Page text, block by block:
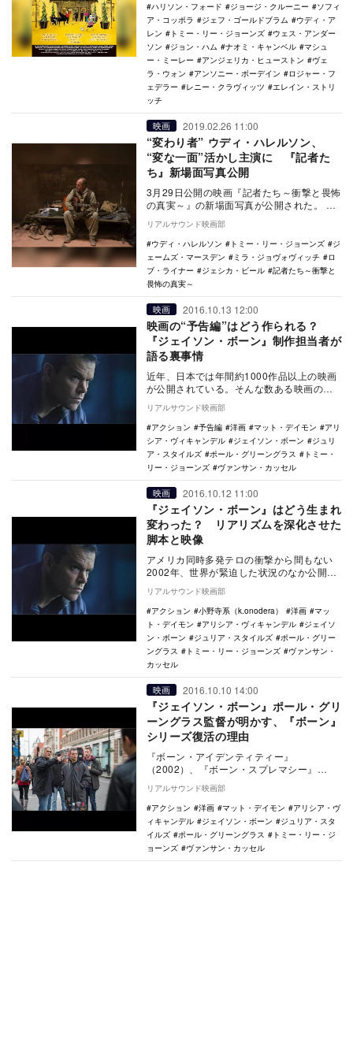
ハリソン・フォード
ジョージ・クルーニー
ソフィ
ア・コッポラ
ジェフ・ゴールドブラム
ウディ・ア
レン
トミー・リー・ジョーンズ
ウェス・アンダー
ソン
ジョン・ハム ナオミ・キャンベル
マシュ
ー・ミーレー
アンジェリカ・ヒューストン
ヴェ
ラ・ウォン
アンソニー・ボーデイン
ロジャー・フ
ェデラー
レニー・クラヴィッツ
エレイン・ストリ
ッチ
映画 2019.02.26 11:00
“変わり者” ウディ・ハレルソン、
“変な一面”活かし主演に 『記者た
ち』新場面写真公開
3月29日公開の映画『記者たち～衝撃と畏怖
の真実～』の新場面写真が公開された。
『スタンド・バイ・ミー』『最高の人生の
見つけ…
リアルサウンド映画部
ウディ・ハレルソン
トミー・リー・ジョーンズ
ジ
ェームズ・マースデン
ミラ・ジョヴォヴィッチ
ロ
ブ・ライナー
ジェシカ・ビール
記者たち～衝撃と
畏怖の真実～
映画 2016.10.13 12:00
映画の“予告編”はどう作られる？
『ジェイソン・ボーン』制作担当者が
語る裏事情
近年、日本では年間約1000作品以上の映画
が公開されている。そんな数ある映画の中
から、どの作品を劇場で観るかを決める、
大きな判断…
リアルサウンド映画部
アクション
予告編 洋画 マット・デイモン
アリ
シア・ヴィキャンデル
ジェイソン・ボーン
ジュリ
ア・スタイルズ
ポール・グリーングラス
トミー・
リー・ジョーンズ
ヴァンサン・カッセル
映画 2016.10.12 11:00
『ジェイソン・ボーン』はどう生まれ
変わった？ リアリズムを深化させた
脚本と映像
アメリカ同時多発テロの衝撃から間もない
2002年、世界が緊迫した状況のなか公開さ
れたスパイ映画『ボーン・アイデンティテ
ィー』から…
リアルサウンド映画部
アクション
小野寺系（k.onodera） 洋画
マッ
ト・デイモン
アリシア・ヴィキャンデル
ジェイソ
ン・ボーン
ジュリア・スタイルズ
ポール・グリー
ングラス
トミー・リー・ジョーンズ
ヴァンサン・
カッセル
映画 2016.10.10 14:00
『ジェイソン・ボーン』ポール・グリ
ーングラス監督が明かす、『ボーン』
シリーズ復活の理由
『ボーン・アイデンティティー』
（2002）、『ボーン・スプレマシー』
（2004）、『ボーン・アルティメイタム』
（2007）の『ボ…
リアルサウンド映画部
アクション
洋画 マット・デイモン
アリシア・ヴ
ィキャンデル
ジェイソン・ボーン
ジュリア・スタ
イルズ
ポール・グリーングラス
トミー・リー・ジ
ョーンズ
ヴァンサン・カッセル